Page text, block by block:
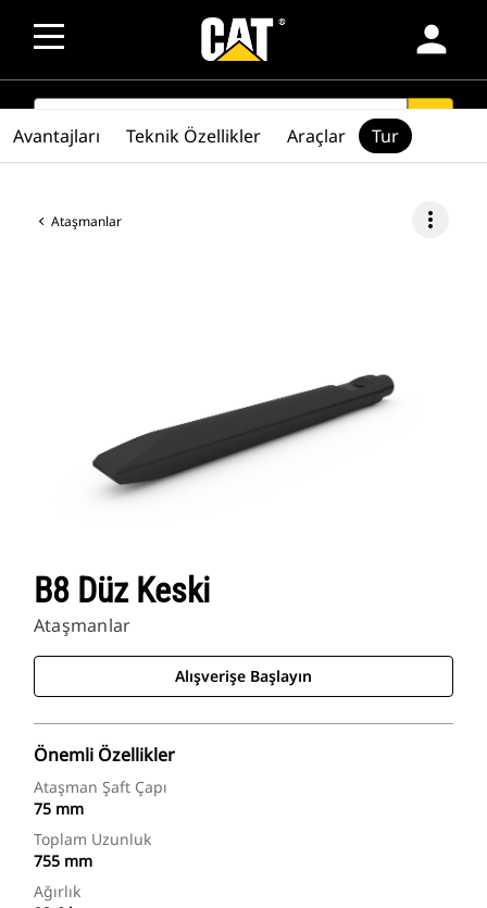
person
SEARCH
Ataşmanlar more_vert
B8 Düz Keski
Ataşmanlar
Alışverişe Başlayın
Önemli Özellikler
Ataşman Şaft Çapı
75 mm
Toplam Uzunluk
755 mm
Ağırlık
Avantajları Teknik Özellikler Araçlar Tur